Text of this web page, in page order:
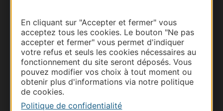
En cliquant sur "Accepter et fermer" vous
acceptez tous les cookies. Le bouton "Ne pas
accepter et fermer" vous permet d'indiquer
votre refus et seuls les cookies nécessaires au
fonctionnement du site seront déposés. Vous
pouvez modifier vos choix à tout moment ou
obtenir plus d'informations via notre politique
de cookies.
Politique de confidentialité
Thermalisme
Business/Mice
Pros d'Occitanie